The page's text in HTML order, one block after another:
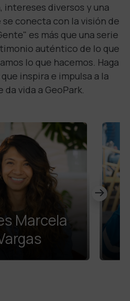
intereses diversos y una
conecta con la visión de
es más que una serie
auténtico de lo que
lo que hacemos. Haga
inspira e impulsa a la
da vida a GeoPark.
Marcela